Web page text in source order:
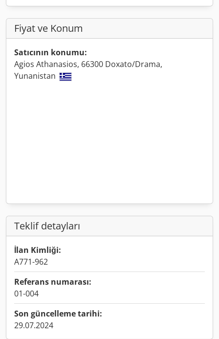
Fiyat ve Konum
Satıcının konumu:
Agios Athanasios, 66300 Doxato/Drama,
Yunanistan
Teklif detayları
İlan Kimliği:
A771-962
Referans numarası:
01-004
Son güncelleme tarihi:
29.07.2024